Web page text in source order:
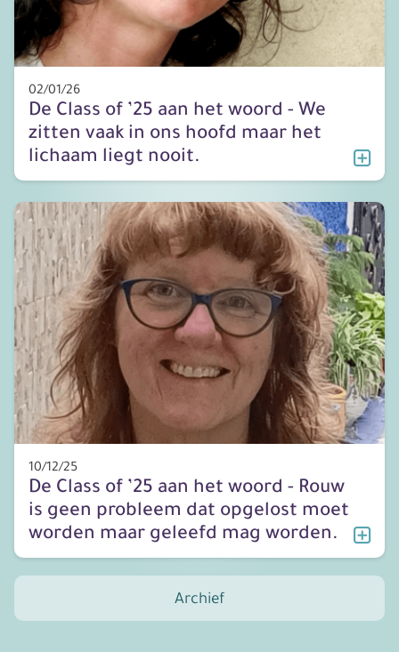
02/01/26
De Class of ’25 aan het woord - We
zitten vaak in ons hoofd maar het
lichaam liegt nooit.
10/12/25
De Class of ’25 aan het woord - Rouw
is geen probleem dat opgelost moet
worden maar geleefd mag worden.
Archief